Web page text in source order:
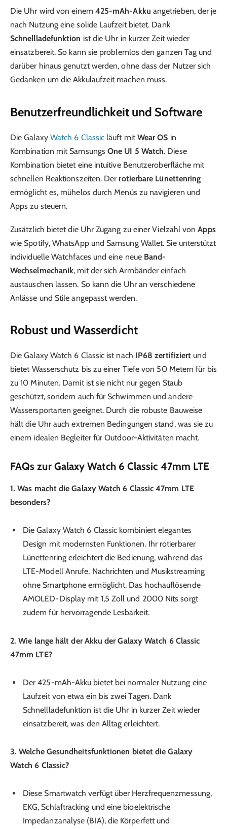
Die Uhr wird von einem 425-mAh-Akku angetrieben, der je
nach Nutzung eine solide Laufzeit bietet. Dank
Schnellladefunktion ist die Uhr in kurzer Zeit wieder
einsatzbereit. So kann sie problemlos den ganzen Tag und
darüber hinaus genutzt werden, ohne dass der Nutzer sich
Gedanken um die Akkulaufzeit machen muss.
Benutzerfreundlichkeit und Software
Die Galaxy Watch 6 Classic läuft mitWear OS in
Kombination mit SamsungsOne UI 5 Watch. Diese
Kombination bietet eine intuitive Benutzeroberfläche mit
schnellen Reaktionszeiten. Der rotierbare Lünettenring
ermöglicht es, mühelos durch Menüs zu navigieren und
Apps zu steuern.
Zusätzlich bietet die Uhr Zugang zu einer Vielzahl vonApps
wie Spotify, WhatsApp und Samsung Wallet. Sie unterstützt
individuelle Watchfaces und eine neue Band-
Wechselmechanik, mit der sich Armbänder einfach
austauschen lassen. So kann die Uhr an verschiedene
Anlässe und Stile angepasst werden.
Robust und Wasserdicht
Die Galaxy Watch 6 Classic ist nach IP68 zertifiziert und
bietet Wasserschutz bis zu einer Tiefe von 50 Metern für bis
zu 10 Minuten. Damit ist sie nicht nur gegen Staub
geschützt, sondern auch für Schwimmen und andere
Wassersportarten geeignet. Durch die robuste Bauweise
hält die Uhr auch extremen Bedingungen stand, was sie zu
einem idealen Begleiter für Outdoor-Aktivitäten macht.
FAQs zur Galaxy Watch 6 Classic 47mm LTE
1. Was macht die Galaxy Watch 6 Classic 47mm LTE
besonders?
Die Galaxy Watch 6 Classic kombiniert elegantes
Design mit modernsten Funktionen. Ihr rotierbarer
Lünettenring erleichtert die Bedienung, während das
LTE-Modell Anrufe, Nachrichten und Musikstreaming
ohne Smartphone ermöglicht. Das hochauflösende
AMOLED-Display mit 1,5 Zoll und 2000 Nits sorgt
zudem für hervorragende Lesbarkeit.
2. Wie lange hält der Akku der Galaxy Watch 6 Classic
47mm LTE?
Der 425-mAh-Akku bietet bei normaler Nutzung eine
Laufzeit von etwa ein bis zwei Tagen. Dank
Schnellladefunktion ist die Uhr in kurzer Zeit wieder
einsatzbereit, was den Alltag erleichtert.
3. Welche Gesundheitsfunktionen bietet die Galaxy
Watch 6 Classic?
Diese Smartwatch verfügt über Herzfrequenzmessung,
EKG, Schlaftracking und eine bioelektrische
Impedanzanalyse (BIA), die Körperfett und